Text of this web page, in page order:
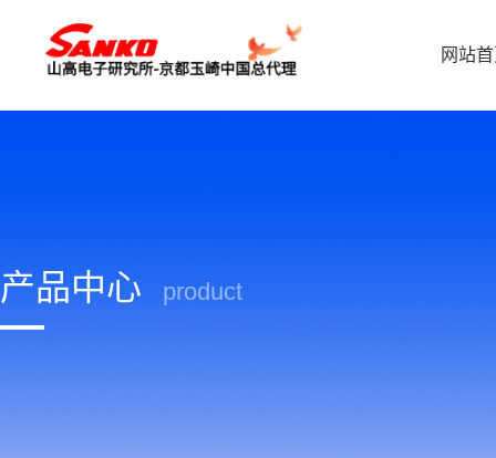
网站
产品中心 product